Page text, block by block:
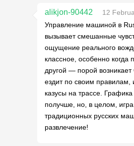
alikjon-90442
12
Управление машиной в
вызывает смешанные
ощущение реального
классное, особенно когда
другой — порой возникает
ездит по своим правилам,
казусы на трассе.
получше, но, в целом, игра
традиционных русских
развлечение!